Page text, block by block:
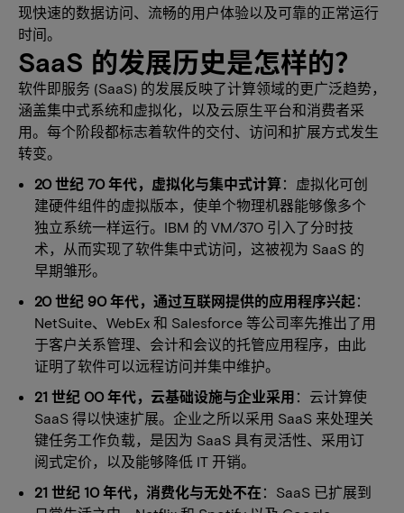
现快速的数据访问、流畅的用户体验以及可靠的正常运行
时间。
SaaS 的发展历史是怎样的？
软件即服务 (SaaS) 的发展反映了计算领域的更广泛趋势，
涵盖集中式系统和虚拟化，以及云原生平台和消费者采
用。每个阶段都标志着软件的交付、访问和扩展方式发生
转变。
20 世纪 70 年代，虚拟化与集中式计算：虚拟化可创
建硬件组件的虚拟版本，使单个物理机器能够像多个
独立系统一样运行。IBM 的 VM/370 引入了分时技
术，从而实现了软件集中式访问，这被视为 SaaS 的
早期雏形。
20 世纪 90 年代，通过互联网提供的应用程序兴起：
NetSuite、WebEx 和 Salesforce 等公司率先推出了用
于客户关系管理、会计和会议的托管应用程序，由此
证明了软件可以远程访问并集中维护。
21 世纪 00 年代，云基础设施与企业采用 ：云计算使
SaaS 得以快速扩展。企业之所以采用 SaaS 来处理关
键任务工作负载，是因为 SaaS 具有灵活性、采用订
阅式定价，以及能够降低 IT 开销。
21 世纪 10 年代，消费化与无处不在 ：SaaS 已扩展到